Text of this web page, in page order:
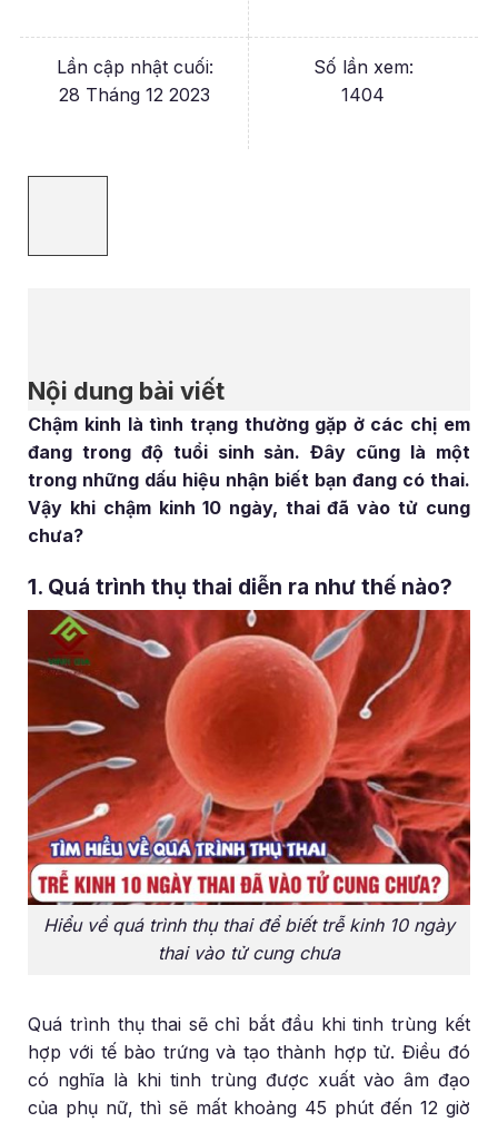
Lần cập nhật cuối:
28 Tháng 12 2023
Số lần xem:
1404
Nội dung bài viết
Chậm kinh là tình trạng thường gặp ở các chị em
đang trong độ tuổi sinh sản. Đây cũng là một
trong những dấu hiệu nhận biết bạn đang có thai.
Vậy khi chậm kinh 10 ngày, thai đã vào tử cung
chưa?
1. Quá trình thụ thai diễn ra như thế nào?
Hiểu về quá trình thụ thai để biết trễ kinh 10 ngày
thai vào tử cung chưa
Quá trình thụ thai sẽ chỉ bắt đầu khi tinh trùng kết
hợp với tế bào trứng và tạo thành hợp tử. Điều đó
có nghĩa là khi tinh trùng được xuất vào âm đạo
của phụ nữ, thì sẽ mất khoảng 45 phút đến 12 giờ